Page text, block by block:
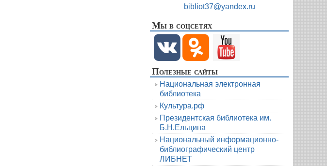
bibliot37@yandex.ru
Мы в соцсетях
Полезные сайты
Национальная электронная
библиотека
Культура.рф
Президентская библиотека им.
Б.Н.Ельцина
Национальный информационно-
библиографический центр
ЛИБНЕТ